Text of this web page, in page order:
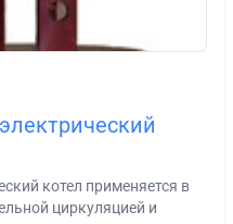
котел применяется в
циркуляцией и